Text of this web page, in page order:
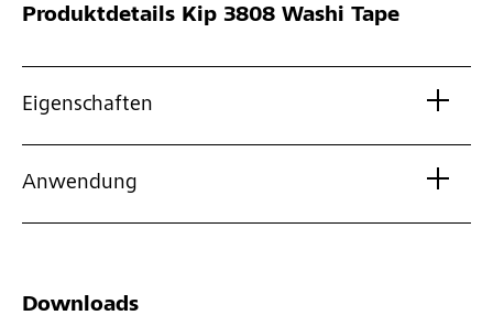
Produktdetails Kip 3808 Washi Tape
Eigenschaften
Anwendung
Downloads